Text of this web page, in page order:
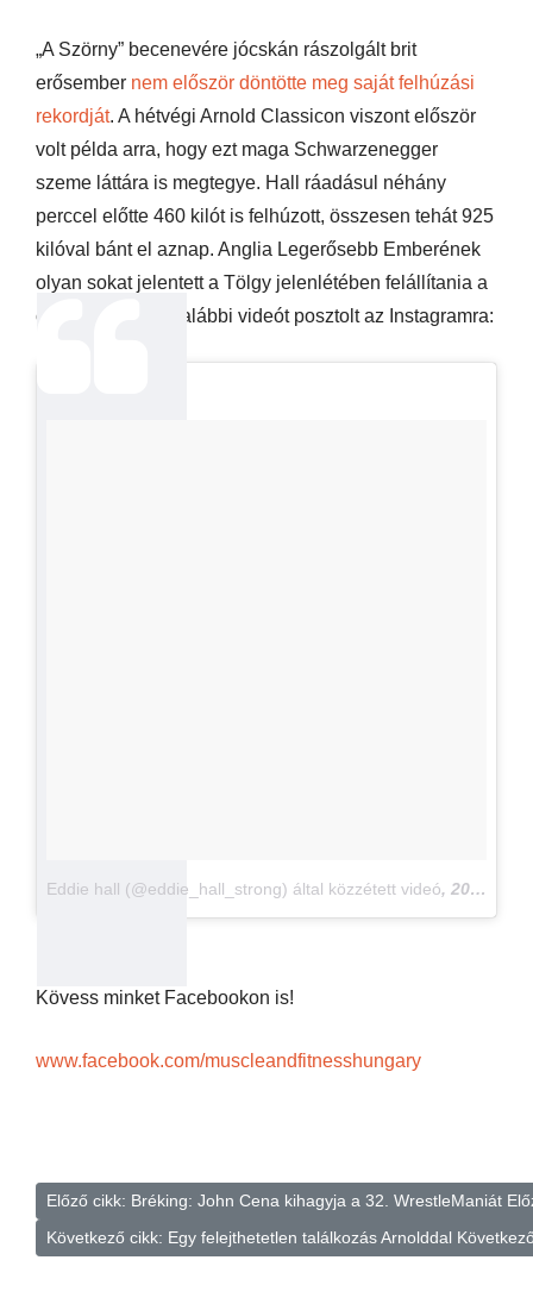
„A Szörny” becenevére jócskán rászolgált brit
erősember nem először döntötte meg saját felhúzási
rekordját. A hétvégi Arnold Classicon viszont először
volt példa arra, hogy ezt maga Schwarzenegger
szeme láttára is megtegye. Hall ráadásul néhány
perccel előtte 460 kilót is felhúzott, összesen tehát 925
kilóval bánt el aznap. Anglia Legerősebb Emberének
olyan sokat jelentett a Tölgy jelenlétében felállítania a
csúcsot, hogy az alábbi videót posztolt az Instagramra:
Eddie hall (@eddie_hall_strong) által közzétett videó, 2016. Márc 4., 21:28 PST
Kövess minket Facebookon is!
www.facebook.com/muscleandfitnesshungary
Előző cikk: Bréking: John Cena kihagyja a 32. WrestleManiát
Következő cikk: Egy felejthetetlen találkozás Arnolddal